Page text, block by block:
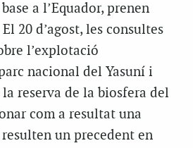
a l’Equador, prenen
20 d’agost, les consultes
l’explotació
nacional del Yasuní i
reserva de la biosfera del
com a resultat una
un precedent en